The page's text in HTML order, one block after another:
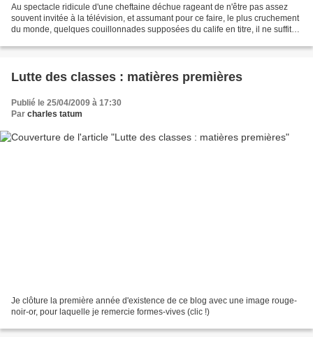
Au spectacle ridicule d'une cheftaine déchue rageant de n'être pas assez
souvent invitée à la télévision, et assumant pour ce faire, le plus cruchement
du monde, quelques couillonnades supposées du calife en titre, il ne suffit
Lutte des classes : matières premières
Publié le 25/04/2009 à 17:30
Par charles tatum
Je clôture la première année d'existence de ce blog avec une image rouge-
noir-or, pour laquelle je remercie formes-vives (clic !)